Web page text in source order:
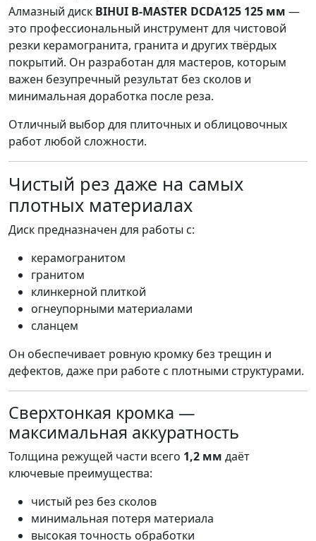
Алмазный диск BIHUI B-MASTER DCDA125 125 мм —
это профессиональный инструмент для чистовой
резки керамогранита, гранита и других твёрдых
покрытий. Он разработан для мастеров, которым
важен безупречный результат без сколов и
минимальная доработка после реза.
Отличный выбор для плиточных и облицовочных
работ любой сложности.
Чистый рез даже на самых
плотных материалах
Диск предназначен для работы с:
керамогранитом
гранитом
клинкерной плиткой
огнеупорными материалами
сланцем
Он обеспечивает ровную кромку без трещин и
дефектов, даже при работе с плотными структурами.
Сверхтонкая кромка —
максимальная аккуратность
Толщина режущей части всего 1,2 мм даёт
ключевые преимущества:
чистый рез без сколов
минимальная потеря материала
высокая точность обработки